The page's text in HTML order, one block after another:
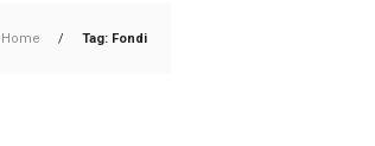
Home / Tag: Fondi